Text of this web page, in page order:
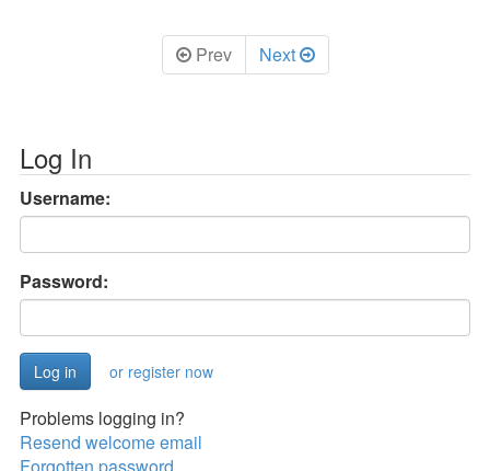
Prev Next
Log In
Username:
Password:
or register now
Problems logging in?
Resend welcome email